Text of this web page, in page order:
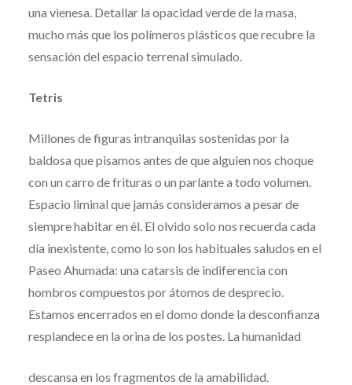
una vienesa. Detallar la opacidad verde de la masa,
mucho más que los polímeros plásticos que recubre la
sensación del espacio terrenal simulado.
Tetris
Millones de figuras intranquilas sostenidas por la
baldosa que pisamos antes de que alguien nos choque
con un carro de frituras o un parlante a todo volumen.
Espacio liminal que jamás consideramos a pesar de
siempre habitar en él. El olvido solo nos recuerda cada
día inexistente, como lo son los habituales saludos en el
Paseo Ahumada: una catarsis de indiferencia con
hombros compuestos por átomos de desprecio.
Estamos encerrados en el domo donde la desconfianza
resplandece en la orina de los postes. La humanidad
descansa en los fragmentos de la amabilidad.